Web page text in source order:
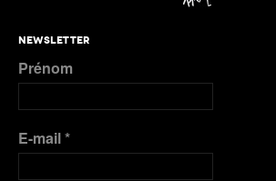
NEWSLETTER
Prénom
E-mail*